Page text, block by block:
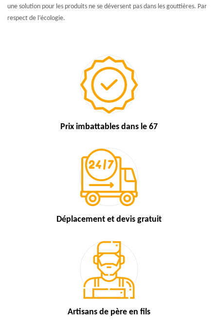
une solution pour les produits ne se déversent pas dans les gouttières. Par
respect de l’écologie.
Prix imbattables dans le 67
Déplacement et devis gratuit
Artisans de père en fils